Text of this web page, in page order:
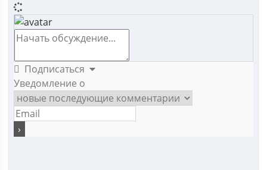
Подписаться
Уведомление о